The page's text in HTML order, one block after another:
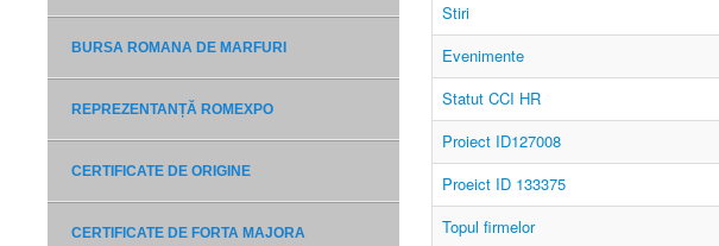
BURSA ROMANA DE MARFURI
REPREZENTANȚĂ ROMEXPO
CERTIFICATE DE ORIGINE
CERTIFICATE DE FORTA MAJORA
Stiri
Evenimente
Statut CCI HR
Proiect ID127008
Proeict ID 133375
Topul firmelor